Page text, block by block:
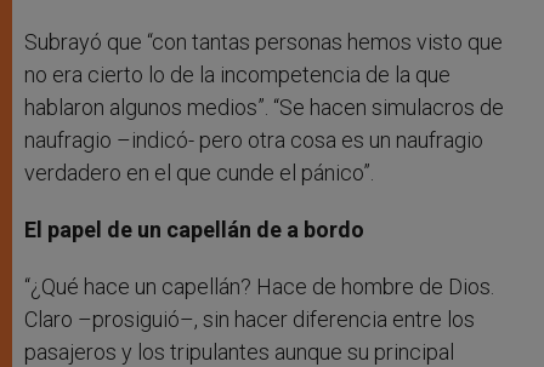
Subrayó que “con tantas personas hemos visto que
no era cierto lo de la incompetencia de la que
hablaron algunos medios”. “Se hacen simulacros de
naufragio –indicó- pero otra cosa es un naufragio
verdadero en el que cunde el pánico”.
El papel de un capellán de a bordo
“¿Qué hace un capellán? Hace de hombre de Dios.
Claro –prosiguió–, sin hacer diferencia entre los
pasajeros y los tripulantes aunque su principal